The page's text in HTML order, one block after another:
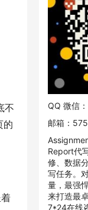
不
的
QQ 微信
邮箱：
Report代
修、数据
写任务。
量，最强
来打造最
7*24在线